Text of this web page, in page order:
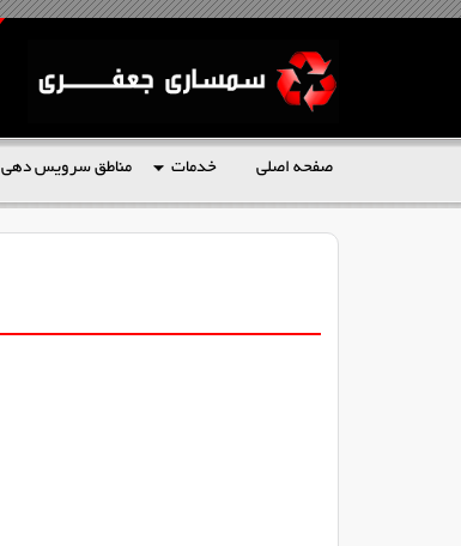
صفحه اصلی خدمات مناطق سرویس دهی